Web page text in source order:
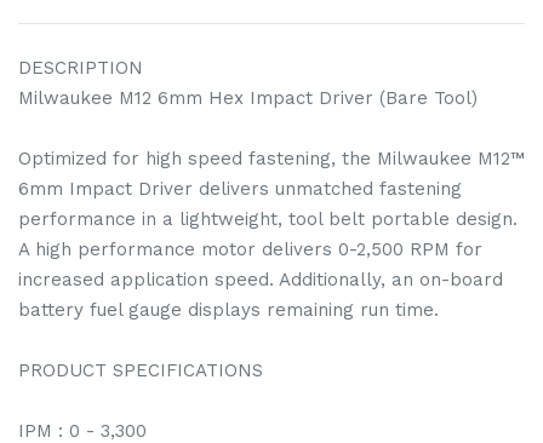
DESCRIPTION
Milwaukee M12 6mm Hex Impact Driver (Bare Tool)
Optimized for high speed fastening, the Milwaukee M12™
6mm Impact Driver delivers unmatched fastening
performance in a lightweight, tool belt portable design.
A high performance motor delivers 0-2,500 RPM for
increased application speed. Additionally, an on-board
battery fuel gauge displays remaining run time.
PRODUCT SPECIFICATIONS
IPM : 0 - 3,300